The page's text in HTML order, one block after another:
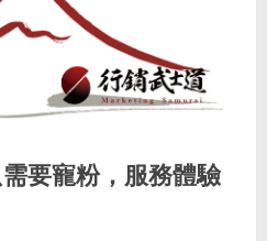
要寵粉，服務體驗